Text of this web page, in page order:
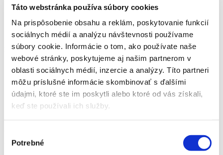
Táto webstránka používa súbory cookies
Na prispôsobenie obsahu a reklám, poskytovanie funkcií
sociálnych médií a analýzu návštevnosti používame
súbory cookie. Informácie o tom, ako používate naše
webové stránky, poskytujeme aj našim partnerom v
oblasti sociálnych médií, inzercie a analýzy. Títo partneri
môžu príslušné informácie skombinovať s ďalšími
údajmi, ktoré ste im poskytli alebo ktoré od vás získali,
keď ste používali ich služby.
súhlasu
Potrebné
Spring,Bouquet
Aj počas aktuálnej situácie môžeme pripraviť kyticu či kvetinový
box pre vašu lásku.
Iba na základe telefonickej alebo mailovej objednávky.
Osobné vyzdvihnutie vo Svite v Záhradnom centre, Hlavná 6
Svit.
Možnosť donášky do Popradu a okolia.
Výber kvetov, farieb a veľkosti podľa Vašich prianí.
Neváhajte nás kontaktovať:
mail:y.kantorova@kvetytatry.sk